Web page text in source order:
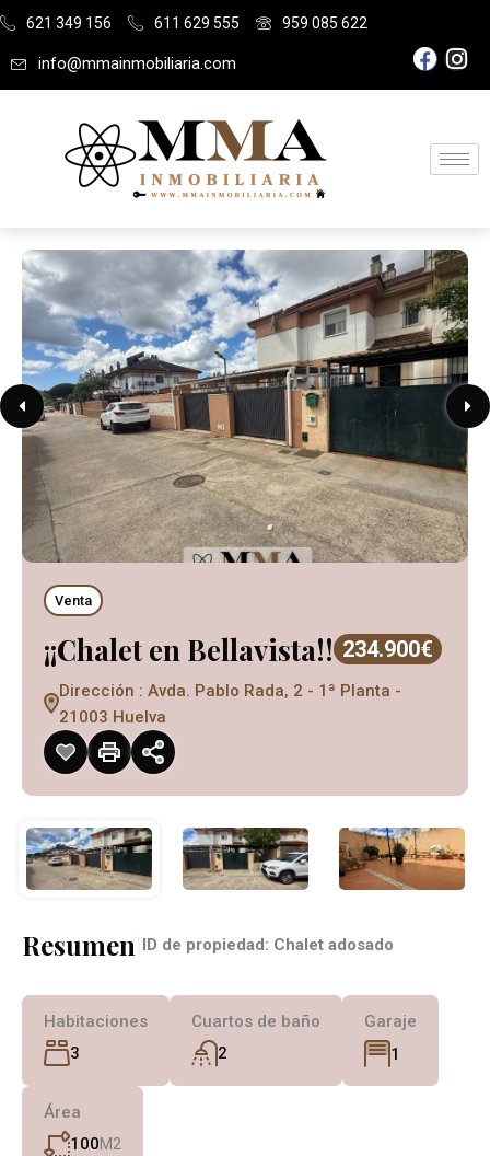
621 349 156 611 629 555 959 085 622
info@mmainmobiliaria.com
Venta
¡¡Chalet en Bellavista!! 234.900€
Dirección : Avda. Pablo Rada, 2 - 1ª Planta -
21003 Huelva
Resumen ID de propiedad: Chalet adosado
Habitaciones
3
Cuartos de baño
2
Garaje
1
Área
100M2